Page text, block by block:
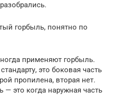
горбыль, понятно по
применяют горбыль.
это боковая часть
пропилена, вторая нет.
это когда наружная часть